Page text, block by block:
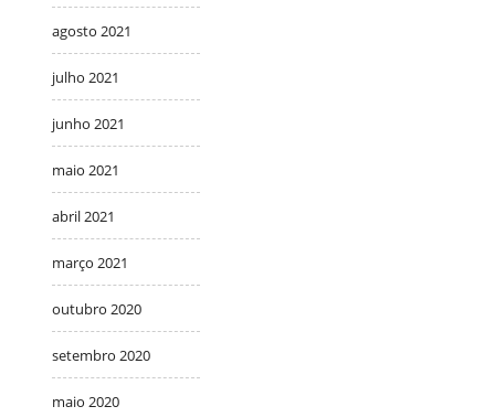
agosto 2021
julho 2021
junho 2021
maio 2021
abril 2021
março 2021
outubro 2020
setembro 2020
maio 2020